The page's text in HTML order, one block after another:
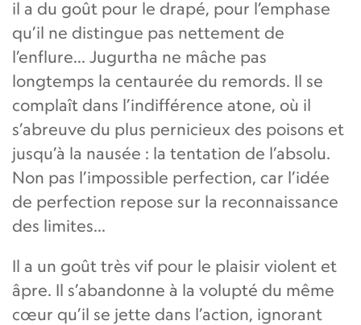
il a du goût pour le drapé, pour l’emphase
qu’il ne distingue pas nettement de
l’enflure... Jugurtha ne mâche pas
longtemps la centaurée du remords. Il se
complaît dans l’indifférence atone, où il
s’abreuve du plus pernicieux des poisons et
jusqu’à la nausée : la tentation de l’absolu.
Non pas l’impossible perfection, car l’idée
de perfection repose sur la reconnaissance
des limites...
Il a un goût très vif pour le plaisir violent et
âpre. Il s’abandonne à la volupté du même
cœur qu’il se jette dans l’action, ignorant